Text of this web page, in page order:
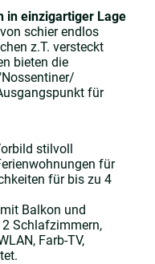
in einzigartiger Lage
schier endlos
z.T. versteckt
bieten die
für
stilvoll
für
für bis zu 4
Balkon und
Schlafzimmern,
Farb-TV,